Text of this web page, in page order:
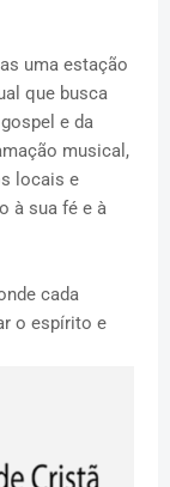
uma estação
que busca
e da
musical,
locais e
à sua fé e à
cada
o espírito e